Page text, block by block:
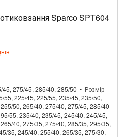
Sparco SPT604
45, 275/45, 285/40, 285/50
Розмір
55, 225/45, 225/55, 235/45, 235/50,
50, 265/40, 275/40, 275/45, 285/40
55, 235/40, 235/45, 245/40, 245/45,
40, 275/35, 275/40, 285/35, 295/35,
35, 245/40, 255/40, 265/35, 275/30,